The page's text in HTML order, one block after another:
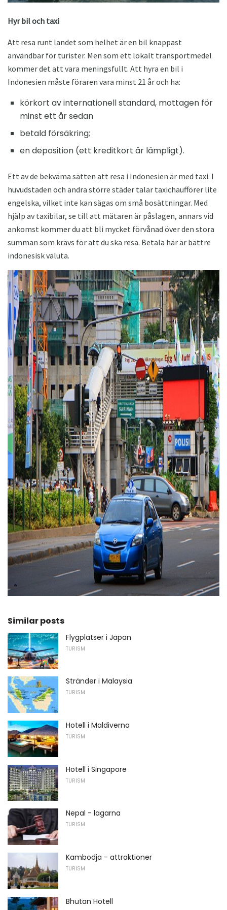
Hyr bil och taxi
Att resa runt landet som helhet är en bil knappast
användbar för turister. Men som ett lokalt transportmedel
kommer det att vara meningsfullt. Att hyra en bil i
Indonesien måste föraren vara minst 21 år och ha:
körkort av internationell standard, mottagen för
minst ett år sedan
betald försäkring;
en deposition (ett kreditkort är lämpligt).
Ett av de bekväma sätten att resa i Indonesien är med taxi. I
huvudstaden och andra större städer talar taxichaufförer lite
engelska, vilket inte kan sägas om små bosättningar. Med
hjälp av taxibilar, se till att mätaren är påslagen, annars vid
ankomst kommer du att bli mycket förvånad över den stora
summan som krävs för att du ska resa. Betala här är bättre
indonesisk valuta.
ad
Similar posts
Flygplatser i Japan
TURISM
Stränder i Malaysia
TURISM
Hotell i Maldiverna
TURISM
Hotell i Singapore
TURISM
Nepal - lagarna
TURISM
Kambodja - attraktioner
TURISM
Bhutan Hotell